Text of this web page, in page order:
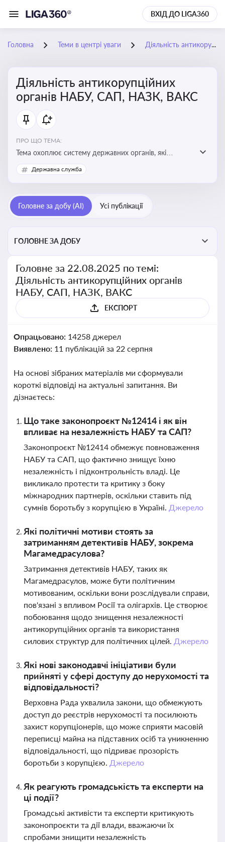
ВХІД ДО LIGA360
Головна Теми в центрі уваги Діяльність антикорупційних органів НАБУ, САП, НАЗК, ВАКС
Діяльність антикорупційних
органів НАБУ, САП, НАЗК, ВАКС
ПРО ЩО ТЕМА:
Тема охоплює систему державних органів, які
здійснюють запобігання, виявлення та розслідування
корупційних правопорушень, що є ключовим
у державному управлінні та бізнесі
Державна служба
Головне за добу (AI) Усі публікації
ГОЛОВНЕ ЗА ДОБУ
Головне за 22.08.2025 по темі:
Діяльність антикорупційних органів
НАБУ, САП, НАЗК, ВАКС
ЕКСПОРТ
Опрацьовано: 14258 джерел
Виявлено: 11 публікацій за 22 серпня
На основі зібраних матеріалів ми сформували
короткі відповіді на актуальні запитання. Ви
дізнаєтесь:
Що таке законопроєкт №12414 і як він
впливає на незалежність НАБУ та САП?
Законопроєкт №12414 обмежує повноваження
НАБУ та САП, що фактично знищує їхню
незалежність і підконтрольність владі. Це
викликало протести та критику з боку
міжнародних партнерів, оскільки ставить під
сумнів боротьбу з корупцією в Україні. Джерело
Які політичні мотиви стоять за
затриманням детективів НАБУ, зокрема
Магамедрасулова?
Затримання детективів НАБУ, таких як
Магамедрасулов, може бути політичним
мотивованим, оскільки вони розслідували справи,
пов'язані з впливом Росії та олігархів. Це створює
побоювання щодо знищення незалежності
антикорупційних органів та використання
силових структур для політичних цілей. Джерело
Які нові законодавчі ініціативи були
прийняті у сфері доступу до нерухомості та
відповідальності?
Верховна Рада ухвалила закони, що обмежують
доступ до реєстрів нерухомості та посилюють
захист корупціонерів, що може сприяти масовій
переписці майна на підставних осіб та уникненню
відповідальності, що підриває прозорість
боротьби з корупцією. Джерело
Як реагують громадськість та експерти на
ці події?
Громадські активісти та експерти критикують
законопроєкти та дії влади, вважаючи їх
спробами знищити незалежність